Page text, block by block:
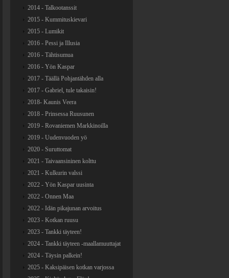
2014 - Talkootanssit
2015 - Kummituskievari
2015 - Lumikit
2016 - Pessi ja Illusia
2016 - Tähtisumua
2016 - Yön Kaspar
2017 - Täällä Pohjantähden alla
2017 - Gabriel, tule takaisin!
2018- Kaunis Veera
2018 - Prinsessa Ruusunen
2019 - Rovaniemen Markkinoilla
2019 - Uudenvuoden yö
2020 - Suruttomat
2021 - Taivaansininen kolttu
2021 - Kulkurin valssi
2022 - Yön Kaspar uusinta
2022 - Onnen Maa
2022 - Idän pikajunan arvoitus
2023 - Kotkan ruusu
2023 - Tankki täyteen!
2024 - Tankki täyteen -maallamuuttajat
2024 - Täysin palkein!
2025 - Kaksipäisen kotkan varjossa